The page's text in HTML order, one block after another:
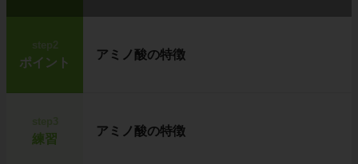
step2
ポイント
アミノ酸の特徴
練習
アミノ酸の特徴